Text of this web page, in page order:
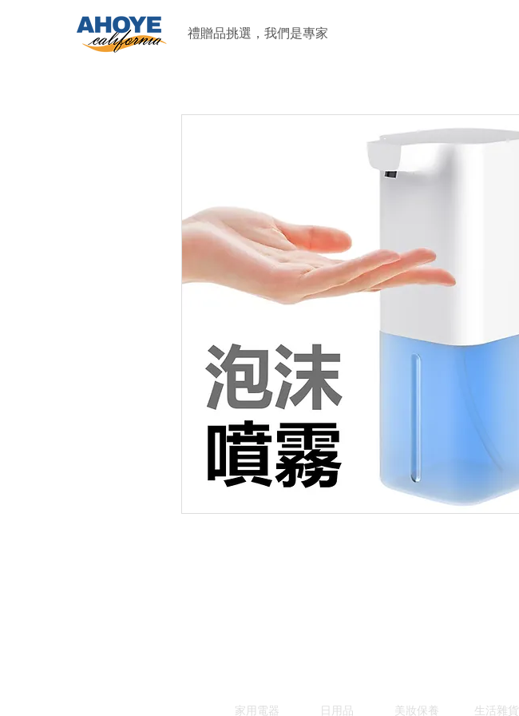
禮贈品挑選，我們是專家
家用電器 日用品 美妝保養 生活雜貨